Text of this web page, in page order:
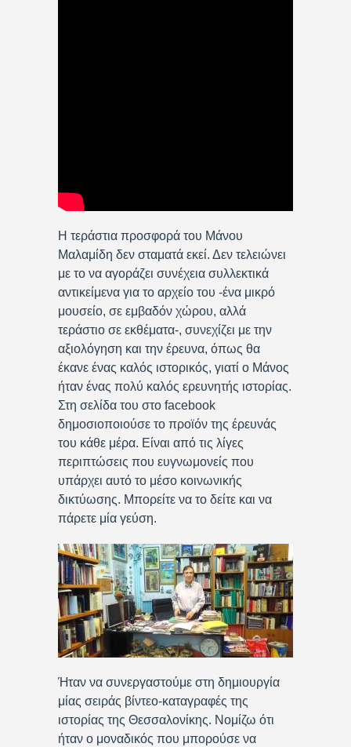
Η τεράστια προσφορά του Μάνου
Μαλαμίδη δεν σταματά εκεί. Δεν τελειώνει
με το να αγοράζει συνέχεια συλλεκτικά
αντικείμενα για το αρχείο του -ένα μικρό
μουσείο, σε εμβαδόν χώρου, αλλά
τεράστιο σε εκθέματα-, συνεχίζει με την
αξιολόγηση και την έρευνα, όπως θα
έκανε ένας καλός ιστορικός, γιατί ο Μάνος
ήταν ένας πολύ καλός ερευνητής ιστορίας.
Στη σελίδα του στο facebook
δημοσιοποιούσε το προϊόν της έρευνάς
του κάθε μέρα. Είναι από τις λίγες
περιπτώσεις που ευγνωμονείς που
υπάρχει αυτό το μέσο κοινωνικής
δικτύωσης. Μπορείτε να το δείτε και να
πάρετε μία γεύση.
Ήταν να συνεργαστούμε στη δημιουργία
μίας σειράς βίντεο-καταγραφές της
ιστορίας της Θεσσαλονίκης. Νομίζω ότι
ήταν ο μοναδικός που μπορούσε να